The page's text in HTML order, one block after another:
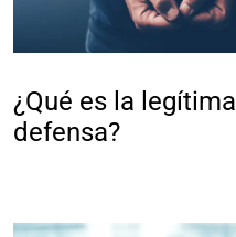
¿Qué es la legítima
defensa?